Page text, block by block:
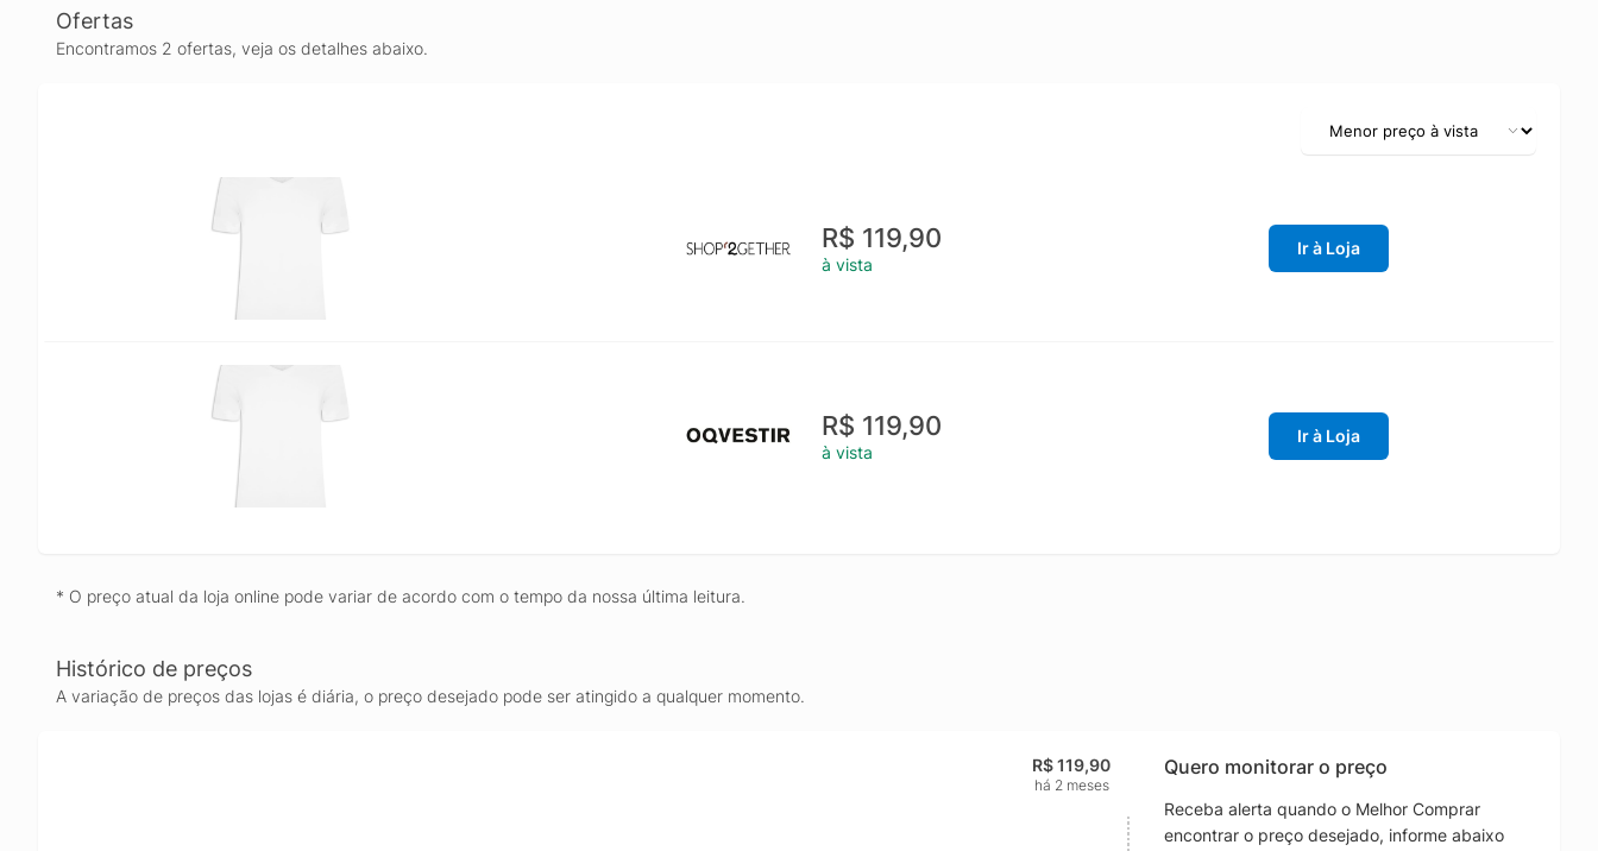
Ofertas
Encontramos 2 ofertas, veja os detalhes abaixo.
R$ 119,90
à vista
Ir à Loja
R$ 119,90
à vista
Ir à Loja
* O preço atual da loja online pode variar de acordo com o tempo da nossa última leitura.
Histórico de preços
A variação de preços das lojas é diária, o preço desejado pode ser atingido a qualquer momento.
R$ 119,90
há 2 meses
Quero monitorar o preço
Receba alerta quando o Melhor Comprar
encontrar o preço desejado, informe abaixo